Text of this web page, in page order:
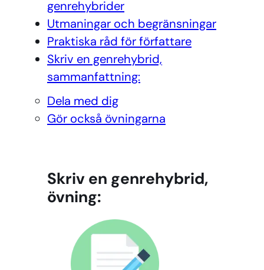
genrehybrider
Utmaningar och begränsningar
Praktiska råd för författare
Skriv en genrehybrid,
sammanfattning:
Dela med dig
Gör också övningarna
Skriv en genrehybrid,
övning: